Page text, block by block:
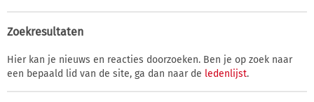
Zoekresultaten
Hier kan je nieuws en reacties doorzoeken. Ben je op zoek naar
een bepaald lid van de site, ga dan naar de ledenlijst.